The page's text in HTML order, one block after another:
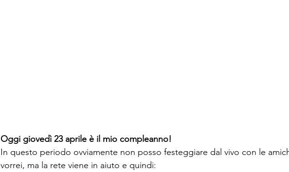
Oggi giovedì 23 aprile è il mio compleanno!
In questo periodo ovviamente non posso festeggiare dal vivo con le
vorrei, ma la rete viene in aiuto e quindi: